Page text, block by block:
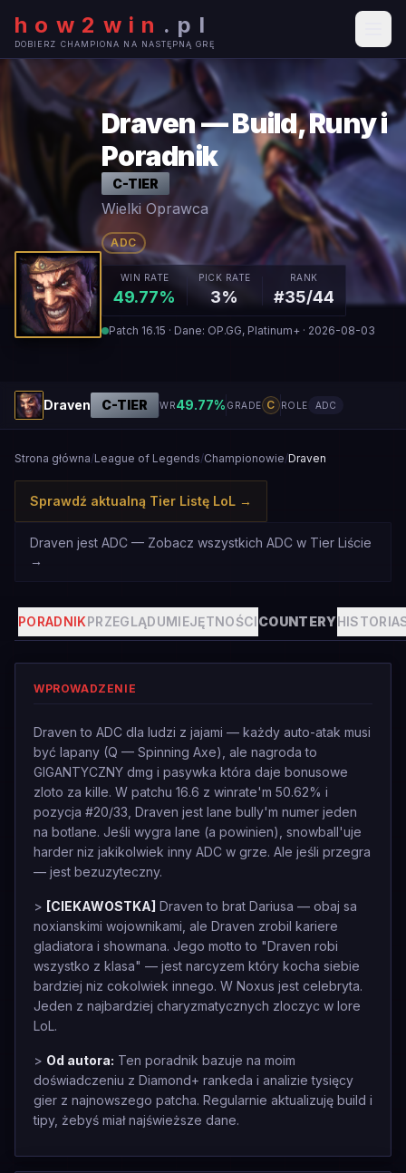
how2win . pl
DOBIERZ CHAMPIONA NA NASTĘPNĄ GRĘ
Draven — Build, Runy i
Poradnik
C-TIER
Wielki Oprawca
ADC
WIN RATE
49.77%
PICK RATE
3%
RANK
#35/44
Patch 16.15 · Dane: OP.GG, Platinum+ · 2026-08-03
Draven C-TIER WR49.77% GRADE C ROLE ADC
Strona główna/League of Legends/Championowie/Draven
Sprawdź aktualną Tier Listę LoL →
Draven jest ADC — Zobacz wszystkich ADC w Tier Liście
→
PORADNIKPRZEGLĄDUMIEJĘTNOŚCICOUNTERYHISTORIA
WPROWADZENIE
Draven to ADC dla ludzi z jajami — każdy auto-atak musi
być lapany (Q — Spinning Axe), ale nagroda to
GIGANTYCZNY dmg i pasywka która daje bonusowe
zloto za kille. W patchu 16.6 z winrate'm 50.62% i
pozycja #20/33, Draven jest lane bully'm numer jeden
na botlane. Jeśli wygra lane (a powinien), snowball'uje
harder niz jakikolwiek inny ADC w grze. Ale jeśli przegra
— jest bezuzyteczny.
> [CIEKAWOSTKA] Draven to brat Dariusa — obaj sa
noxianskimi wojownikami, ale Draven zrobil kariere
gladiatora i showmana. Jego motto to "Draven robi
wszystko z klasa" — jest narcyzem który kocha siebie
bardziej niz cokolwiek innego. W Noxus jest celebryta.
Jeden z najbardziej charyzmatycznych zloczyc w lore
LoL.
> Od autora: Ten poradnik bazuje na moim
doświadczeniu z Diamond+ rankeda i analizie tysięcy
gier z najnowszego patcha. Regularnie aktualizuję build i
tipy, żebyś miał najświeższe dane.